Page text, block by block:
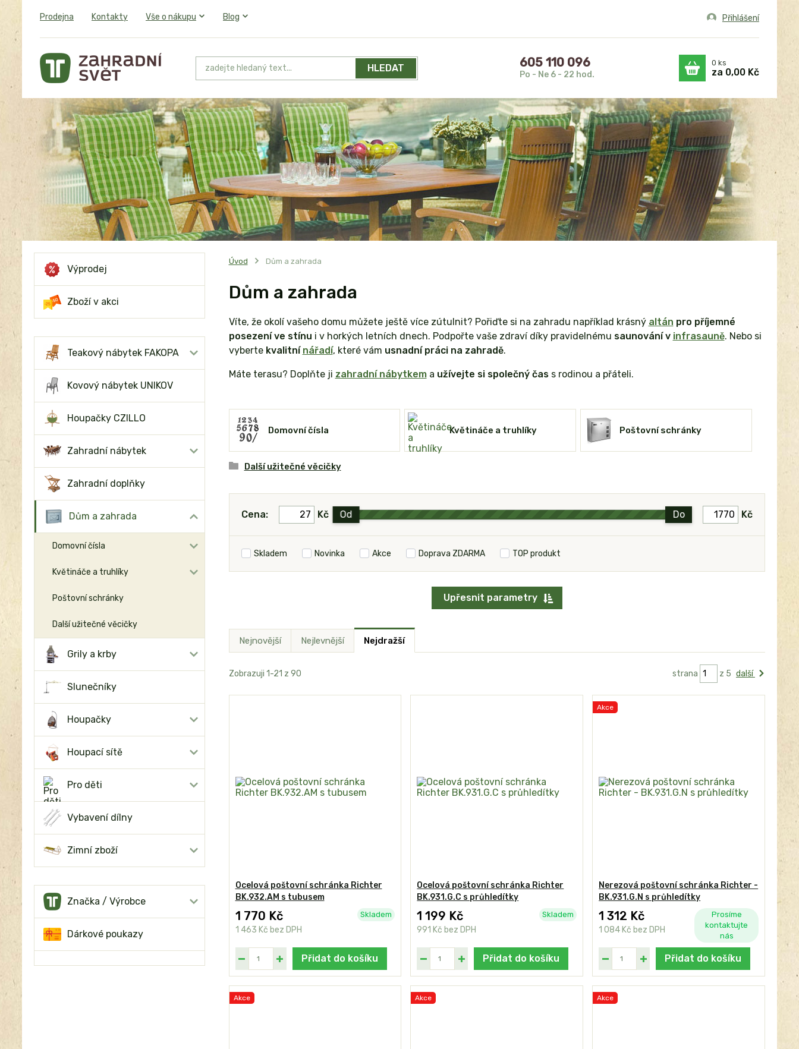
Prodejna Kontakty Vše o nákupu Blog Přihlášení
HLEDAT 605 110 096
Po - Ne 6 - 22 hod.
0 ks
za 0,00 Kč
Výprodej
Zboží v akci
Teakový nábytek FAKOPA
Kovový nábytek UNIKOV
Houpačky CZILLO
Zahradní nábytek
Zahradní doplňky
Dům a zahrada
Domovní čísla
Květináče a truhlíky
Poštovní schránky
Další užitečné věcičky
Grily a krby
Slunečníky
Houpačky
Houpací sítě
Pro děti
Vybavení dílny
Zimní zboží
Značka / Výrobce
Dárkové poukazy
Úvod Dům a zahrada
Dům a zahrada
Víte, že okolí vašeho domu můžete ještě více zútulnit? Pořiďte si na zahradu například krásný altán pro příjemné
posezení ve stínu i v horkých letních dnech. Podpořte vaše zdraví díky pravidelnému saunování v infrasauně. Nebo si
vyberte kvalitní nářadí, které vám usnadní práci na zahradě.
Máte terasu? Doplňte ji zahradní nábytkema užívejte si společný čass rodinou a přáteli.
Domovní čísla Květináče a truhlíky Poštovní schránky
Další užitečné věcičky
Upřesnit parametry
Cena: Kč Od Do Kč
Skladem Novinka Akce Doprava ZDARMA TOP produkt
Nejnovější Nejlevnější Nejdražší
Zobrazuji 1-21 z 90 strana z 5 další
Ocelová poštovní schránka Richter
BK.932.AM s tubusem
1 770 Kč
1 463 Kč bez DPH
Skladem
Přidat do košíku
Ocelová poštovní schránka Richter
BK.931.G.C s průhledítky
1 199 Kč
991 Kč bez DPH
Skladem
Přidat do košíku
Akce
Nerezová poštovní schránka Richter -
BK.931.G.N s průhledítky
1 312 Kč
1 084 Kč bez DPH
Prosíme
kontaktujte
nás
Přidat do košíku
Akce Akce Akce